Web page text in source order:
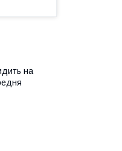
на